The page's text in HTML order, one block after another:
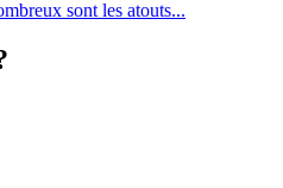
sont les atouts...